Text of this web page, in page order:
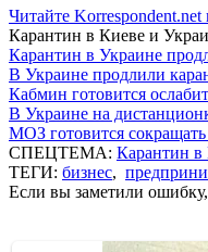
Читайте
Карантин в Киеве и
Карантин в Украине
В Украине продлили
Кабмин готовится
В Украине на
МОЗ готовится
СПЕЦТЕМА: Карантин в
ТЕГИ: бизнес,
Если вы заметили